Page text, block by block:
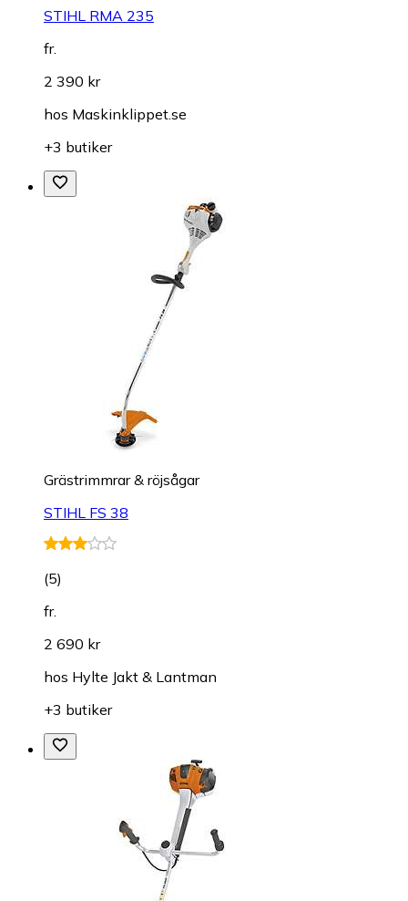
STIHL RMA 235
fr.
2 390 kr
hos Maskinklippet.se
+3 butiker
Grästrimmrar & röjsågar
STIHL FS 38
(5)
fr.
2 690 kr
hos Hylte Jakt & Lantman
+3 butiker